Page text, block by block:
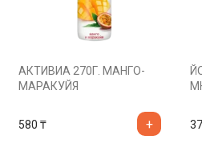
АКТИВИА 270Г. МАНГО-
МАРАКУЙЯ
580 ₸